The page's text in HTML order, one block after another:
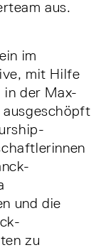
aus.
im
mit Hilfe
in der Max-
ausgeschöpft
und die
zu